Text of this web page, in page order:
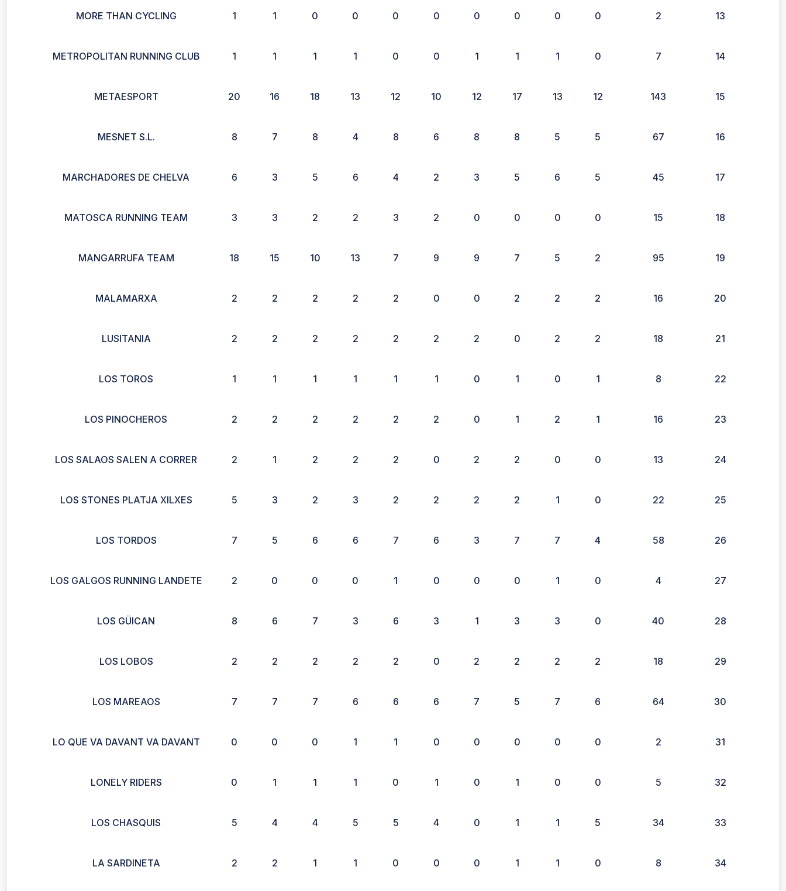
MORE THAN CYCLING 1 1 0 0 0 0 0 0 0 0 2 13
METROPOLITAN RUNNING CLUB 1 1 1 1 0 0 1 1 1 0 7 14
METAESPORT 20 16 18 13 12 10 12 17 13 12 143 15
MESNET S.L. 8 7 8 4 8 6 8 8 5 5 67 16
MARCHADORES DE CHELVA 6 3 5 6 4 2 3 5 6 5 45 17
MATOSCA RUNNING TEAM 3 3 2 2 3 2 0 0 0 0 15 18
MANGARRUFA TEAM 18 15 10 13 7 9 9 7 5 2 95 19
MALAMARXA 2 2 2 2 2 0 0 2 2 2 16 20
LUSITANIA 2 2 2 2 2 2 2 0 2 2 18 21
LOS TOROS 1 1 1 1 1 1 0 1 0 1 8 22
LOS PINOCHEROS 2 2 2 2 2 2 0 1 2 1 16 23
LOS SALAOS SALEN A CORRER 2 1 2 2 2 0 2 2 0 0 13 24
LOS STONES PLATJA XILXES 5 3 2 3 2 2 2 2 1 0 22 25
LOS TORDOS 7 5 6 6 7 6 3 7 7 4 58 26
LOS GALGOS RUNNING LANDETE 2 0 0 0 1 0 0 0 1 0 4 27
LOS GÜICAN 8 6 7 3 6 3 1 3 3 0 40 28
LOS LOBOS 2 2 2 2 2 0 2 2 2 2 18 29
LOS MAREAOS 7 7 7 6 6 6 7 5 7 6 64 30
LO QUE VA DAVANT VA DAVANT 0 0 0 1 1 0 0 0 0 0 2 31
LONELY RIDERS 0 1 1 1 0 1 0 1 0 0 5 32
LOS CHASQUIS 5 4 4 5 5 4 0 1 1 5 34 33
LA SARDINETA 2 2 1 1 0 0 0 1 1 0 8 34